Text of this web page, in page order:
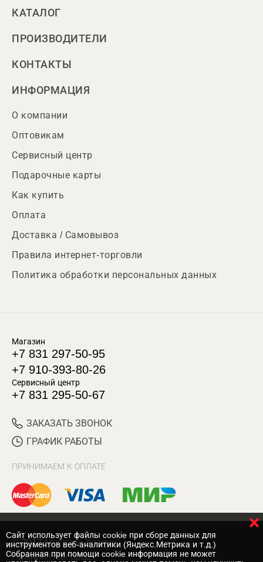
КАТАЛОГ
ПРОИЗВОДИТЕЛИ
КОНТАКТЫ
ИНФОРМАЦИЯ
О компании
Оптовикам
Сервисный центр
Подарочные карты
Как купить
Оплата
Доставка / Самовывоз
Правила интернет-торговли
Политика обработки персональных данных
Магазин
+7 831 297-50-95
+7 910-393-80-26
Сервисный центр
+7 831 295-50-67
ЗАКАЗАТЬ ЗВОНОК
ГРАФИК РАБОТЫ
ПРИНИМАЕМ К ОПЛАТЕ
© 2017 Магазин Хозяин
Нижний Новгород
Cайт использует файлы cookie при сборе данных для
инструментов веб-аналитики (Яндекс.Метрика и т.д.)
Собранная при помощи cookie информация не может